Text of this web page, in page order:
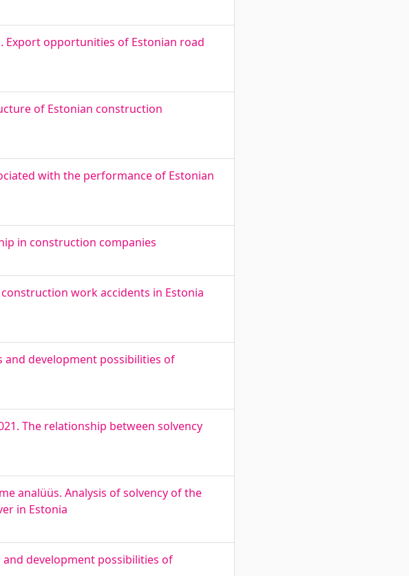
Export opportunities of Estonian road
of Estonian construction
with the performance of Estonian
in construction companies
work accidents in Estonia
and development possibilities of
The relationship between solvency
analüüs. Analysis of solvency of the
in Estonia
and development possibilities of